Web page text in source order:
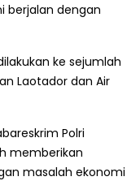
berjalan dengan
ke sejumlah
Laotador dan Air
Polri
memberikan
masalah ekonomi